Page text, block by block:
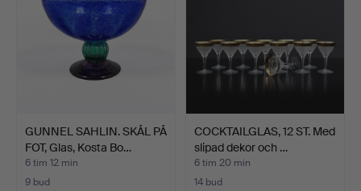
GUNNEL SAHLIN. SKÅL PÅ
FOT, Glas, Kosta Bo…
6 tim 12 min
9 bud
COCKTAILGLAS, 12 ST. Med
slipad dekor och …
6 tim 20 min
14 bud